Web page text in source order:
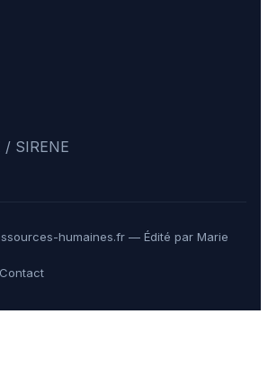
SIRENE
humaines.fr — Édité par Marie
Contact